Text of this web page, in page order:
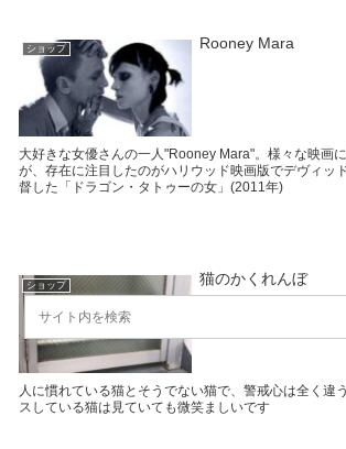
ショップ Rooney Mara
大好きな女優さんの一人"Rooney Mara"。様々な映画
が、存在に注目したのがハリウッド映画版でデヴィッ
督した「ドラゴン・タトゥーの女」(2011年)
ショップ 猫のかくれんぼ
人に慣れている猫とそうでない猫で、警戒心は全く違
スしている猫は見ていても微笑ましいです